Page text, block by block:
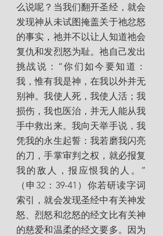
么说呢？当我们翻开圣经，就会
发现神从未试图掩盖关于祂忿怒
的事实，祂并不以让人知道祂会
复仇和发烈怒为耻。祂自己发出
挑战说：“你们如今要知道：
我，惟有我是神，在我以外并无
别神。我使人死，我使人活；我
损伤，我也医治，并无人能从我
手中救出来。我向天举手说，我
凭我的永生起誓：我若磨我闪亮
的刀，手掌审判之权，就必报复
我的敌人，报应恨我的人。”
（申32：39-41）你若研读字词
索引，就会发现圣经中有关神发
怒、烈怒和忿怒的经文比有关神
的慈爱和温柔的经文要多。因为